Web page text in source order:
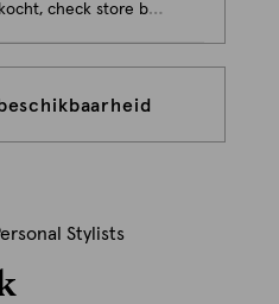
store beschikbaarheid
Stylists